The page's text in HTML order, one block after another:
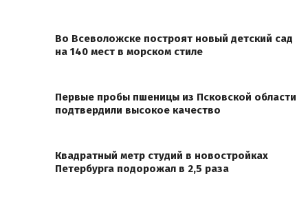
Во Всеволожске построят новый детский сад
на 140 мест в морском стиле
Первые пробы пшеницы из Псковской области
подтвердили высокое качество
Квадратный метр студий в новостройках
Петербурга подорожал в 2,5 раза